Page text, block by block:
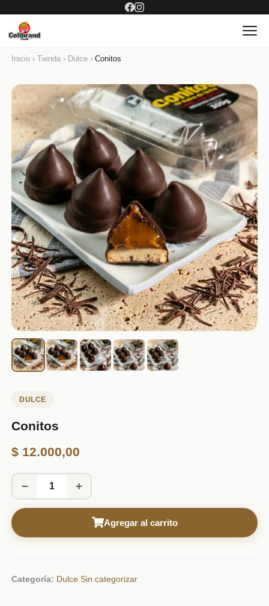
Inicio ›Tienda › Dulce ›Conitos
DULCE
Conitos
$ 12.000,00
− +
Agregar al carrito
Categoría: Dulce Sin categorizar